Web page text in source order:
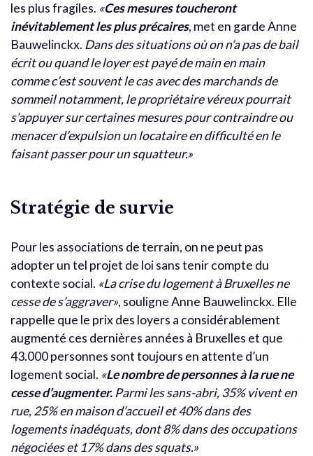
les plus fragiles. «Ces mesures toucheront
inévitablement les plus précaires, met en garde Anne
Bauwelinckx. Dans des situations où on n’a pas de bail
écrit ou quand le loyer est payé de main en main
comme c’est souvent le cas avec des marchands de
sommeil notamment, le propriétaire véreux pourrait
s’appuyer sur certaines mesures pour contraindre ou
menacer d’expulsion un locataire en difficulté en le
faisant passer pour un squatteur.»
Stratégie de survie
Pour les associations de terrain, on ne peut pas
adopter un tel projet de loi sans tenir compte du
contexte social. «La crise du logement à Bruxelles ne
cesse de s’aggraver», souligne Anne Bauwelinckx. Elle
rappelle que le prix des loyers a considérablement
augmenté ces dernières années à Bruxelles et que
43.000 personnes sont toujours en attente d’un
logement social. «Le nombre de personnes à la rue ne
cesse d’augmenter.Parmi les sans-abri, 35% vivent en
rue, 25% en maison d’accueil et 40% dans des
logements inadéquats, dont 8% dans des occupations
négociées et 17% dans des squats.»